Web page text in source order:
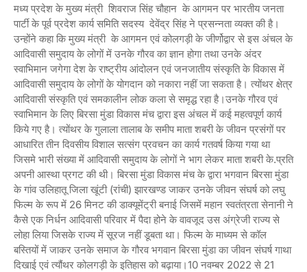
मध्य प्रदेश के मुख्य मंत्री शिवराज सिंह चौहान के आगमन पर भारतीय जनता
पार्टी के पूर्व प्रदेश कार्य समिति सदस्य देवेंद्र सिंह ने प्रसन्नता व्यक्त की है।
उन्होंने कहा कि मुख्य मंत्री के आगमन एवं कोलगड़ी के जीर्णोद्वार से इस अंचल के
आदिवासी समुदाय के लोगों में उनके गौरव का ज्ञान होगा तथा उनके अंदर
स्वाभिमान जगेगा देश के राष्ट्रीय आंदोलन एवं जनजातीय संस्कृति के विकास में
आदिवासी समुदाय के लोगों के योगदान को नकारा नहीं जा सकता है। त्योंथर क्षेत्र
आदिवासी संस्कृति एवं समकालीन लोक कला से समृद्ध रहा है।उनके गौरव एवं
स्वाभिमान के लिए बिरसा मुंडा विकास मंच द्वारा इस अंचल में कई महत्वपूर्ण कार्य
किये गए है। त्योंथर के गुलाला तालाब के समीप माता शबरी के जीवन प्रसंगों पर
आधारित तीन दिवसीय विशाल सत्संग प्रवचन का कार्य गतवर्ष किया गया था
जिसमे भारी संख्या में आदिवासी समुदाय के लोगों ने भाग लेकर माता शबरी के.प्रति
अपनी आस्था प्रगट की थी। बिरसा मुंडा विकास मंच के द्वारा भगवान बिरसा मुंडा
के गांव उलिहातू जिला खूंटी (रांची) झारखण्ड जाकर उनके जीवन संघर्ष को लघु
फिल्म के रूप में 26 मिनट की डाक्यूमेंट्री बनाई जिसमें महान स्वतंत्रता सेनानी ने
कैसे एक निर्धन आदिवासी परिवार में पैदा होने के वावजूद उस अंग्रेजी राज्य से
लोहा लिया जिसके राज्य में सूरज नहीं डूबता था। फिल्म के माध्यम से कॉल
बस्तियों में जाकर उनके समाज के गौरव भगवान बिरसा मुंडा का जीवन संघर्ष गाथा
दिखाई एवं त्यौंथर कोलगड़ी के इतिहास को बढ़ाया।10 नवम्बर 2022 से 21